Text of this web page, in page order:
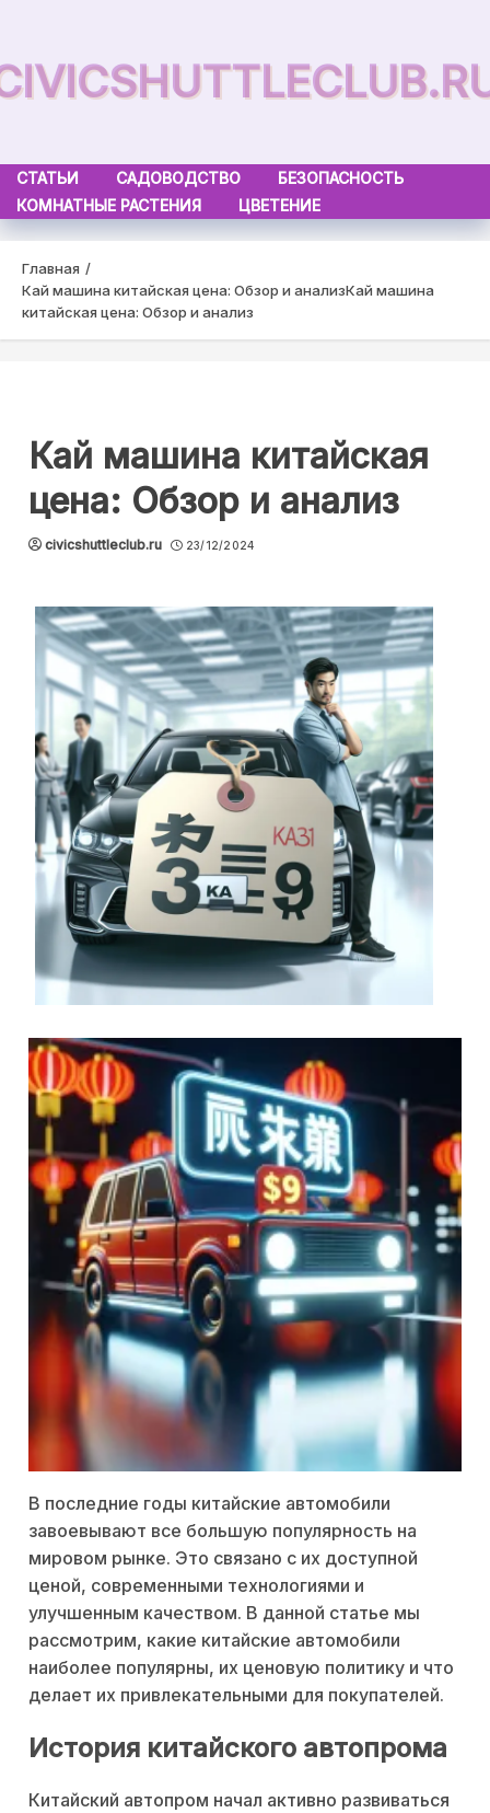
content
СТАТЬИ САДОВОДСТВО
БЕЗОПАСНОСТЬ
КОМНАТНЫЕ РАСТЕНИЯ
ЦВЕТЕНИЕ
Главная
Кай машина китайская цена: Обзор и анализКай машина
китайская цена: Обзор и анализ
Кай машина китайская
цена: Обзор и анализ
civicshuttleclub.ru 23/12/2024
В последние годы китайские автомобили
завоевывают все большую популярность на
мировом рынке. Это связано с их доступной
ценой, современными технологиями и
улучшенным качеством. В данной статье мы
рассмотрим, какие китайские автомобили
наиболее популярны, их ценовую политику и что
делает их привлекательными для покупателей.
История китайского автопрома
Китайский автопром начал активно развиваться